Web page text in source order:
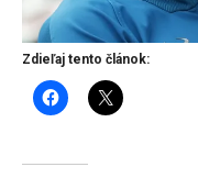
Zdieľaj tento článok: